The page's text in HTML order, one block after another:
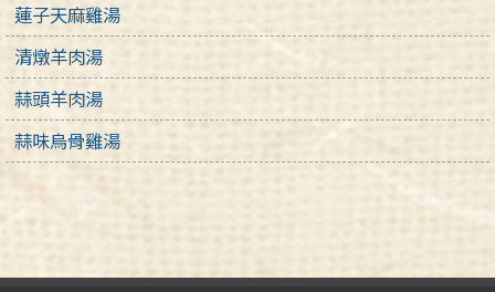
蓮子天麻雞湯
清燉羊肉湯
蒜頭羊肉湯
蒜味烏骨雞湯